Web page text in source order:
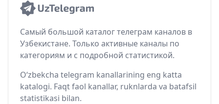
Самый большой каталог телеграм каналов в
Узбекистане. Только активные каналы по
категориям и с подробной статистикой.
O‘zbekcha telegram kanallarining eng katta
katalogi. Faqt faol kanallar, ruknlarda va batafsil
statistikasi bilan.